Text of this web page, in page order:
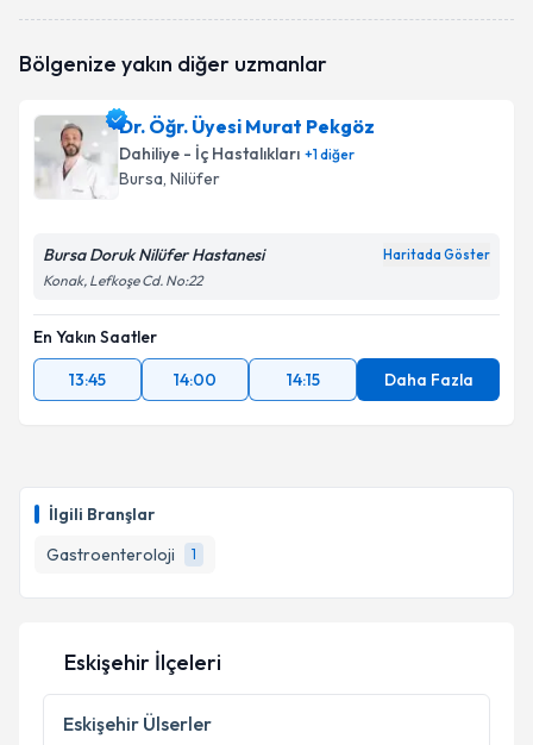
İlgili Branşlar
Gastroenteroloji
1
Bölgenize yakın diğer uzmanlar
Dr. Öğr. Üyesi Murat Pekgöz
Dahiliye - İç Hastalıkları +1diğer
Bursa, Nilüfer
Bursa Doruk Nilüfer Hastanesi Haritada Göster
Konak, Lefkoşe Cd. No:22
En Yakın Saatler
13:45
14:00 14:15 Daha Fazla
Eskişehir İlçeleri
Eskişehir Ülserler